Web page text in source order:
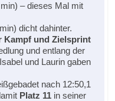
– dieses Mal mit
dicht dahinter.
Kampf und Zielsprint
und entlang der
und Laurin gaben
nach 12:50,1
Platz 11 in seiner